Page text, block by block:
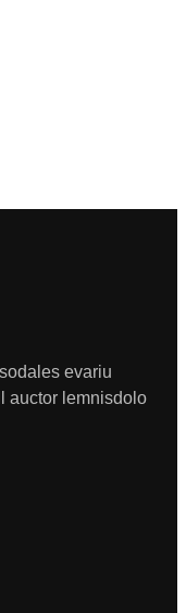
evariu
auctor lemnisdolo